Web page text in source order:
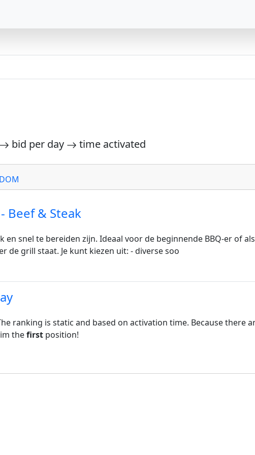
bid per day time activated
Beef & Steak
snel te bereiden zijn. Ideaal voor de beginnende BBQ-er of
de grill staat. Je kunt kiezen uit: - diverse soo
ranking is static and based on activation time. Because there
thefirst position!